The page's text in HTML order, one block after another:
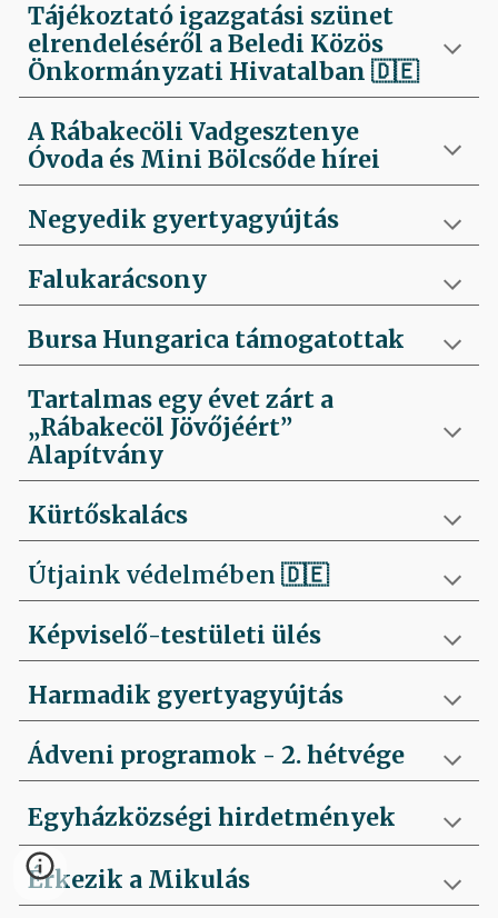
Tájékoztató igazgatási szünet
elrendeléséről a Beledi Közös
Önkormányzati Hivatalban🇩🇪
A Rábakecöli Vadgesztenye
Óvoda és Mini Bölcsőde hírei
Negyedik gyertyagyújtás
Falukarácsony
Bursa Hungarica támogatottak
Tartalmas egy évet zárt a
„Rábakecöl Jövőjéért”
Alapítvány
Kürtőskalács
Útjaink védelmében🇩🇪
Képviselő-testületi ülés
Harmadik gyertyagyújtás
Ádveni programok - 2. hétvége
Egyházközségi hirdetmények
Érkezik a Mikulás